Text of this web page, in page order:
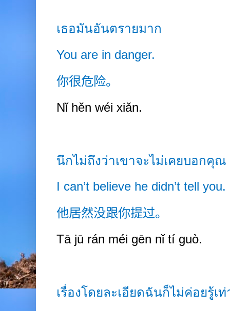
เธอมันอันตรายมาก
You are in danger.
你很危险。
Nǐ hěn wéi xiǎn.
นึกไม่ถึงว่าเขาจะไม่เคยบอกคุณ
I can’t believe he didn’t tell you.
他居然没跟你提过。
Tā jū rán méi gēn nǐ tí guò.
เรื่องโดยละเอียดฉันก็ไม่ค่อยรู้เท่